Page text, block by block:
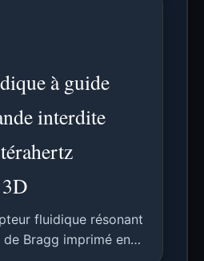
contact de l'indice de
en écoulement.
à guide
interdite
fluidique résonant
Bragg imprimé en